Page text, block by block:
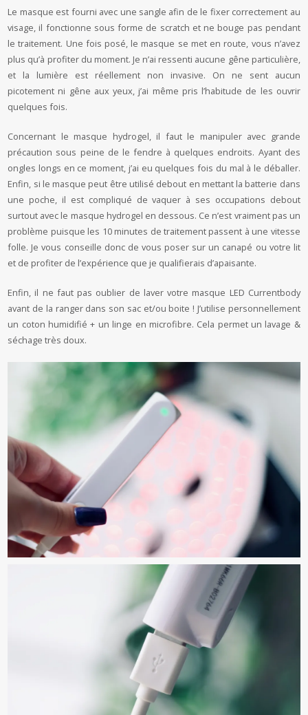
Le masque est fourni avec une sangle afin de le fixer correctement au
visage, il fonctionne sous forme de scratch et ne bouge pas pendant
le traitement. Une fois posé, le masque se met en route, vous n’avez
plus qu’à profiter du moment. Je n’ai ressenti aucune gêne particulière,
et la lumière est réellement non invasive. On ne sent aucun
picotement ni gêne aux yeux, j’ai même pris l’habitude de les ouvrir
quelques fois.
Concernant le masque hydrogel, il faut le manipuler avec grande
précaution sous peine de le fendre à quelques endroits. Ayant des
ongles longs en ce moment, j’ai eu quelques fois du mal à le déballer.
Enfin, si le masque peut être utilisé debout en mettant la batterie dans
une poche, il est compliqué de vaquer à ses occupations debout
surtout avec le masque hydrogel en dessous. Ce n’est vraiment pas un
problème puisque les 10 minutes de traitement passent à une vitesse
folle. Je vous conseille donc de vous poser sur un canapé ou votre lit
et de profiter de l’expérience que je qualifierais d’apaisante.
Enfin, il ne faut pas oublier de laver votre masque LED Currentbody
avant de la ranger dans son sac et/ou boite ! J’utilise personnellement
un coton humidifié + un linge en microfibre. Cela permet un lavage &
séchage très doux.